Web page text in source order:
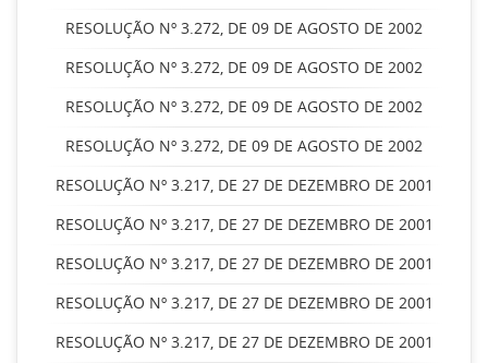
RESOLUÇÃO Nº 3.272, DE 09 DE AGOSTO DE 2002
RESOLUÇÃO Nº 3.272, DE 09 DE AGOSTO DE 2002
RESOLUÇÃO Nº 3.272, DE 09 DE AGOSTO DE 2002
RESOLUÇÃO Nº 3.272, DE 09 DE AGOSTO DE 2002
RESOLUÇÃO Nº 3.217, DE 27 DE DEZEMBRO DE 2001
RESOLUÇÃO Nº 3.217, DE 27 DE DEZEMBRO DE 2001
RESOLUÇÃO Nº 3.217, DE 27 DE DEZEMBRO DE 2001
RESOLUÇÃO Nº 3.217, DE 27 DE DEZEMBRO DE 2001
RESOLUÇÃO Nº 3.217, DE 27 DE DEZEMBRO DE 2001